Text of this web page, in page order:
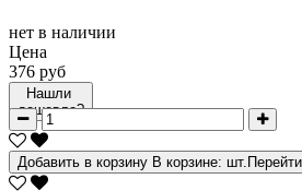
нет в наличии
Цена
376 руб
Нашли
дешевле?
Добавить в корзину В корзине: шт. Перейти